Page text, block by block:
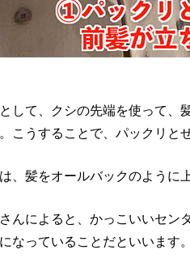
して、クシの先端を使って、
こうすることで、パックリと
、髪をオールバックのように
んによると、かっこいいセン
なっていることだといいます。